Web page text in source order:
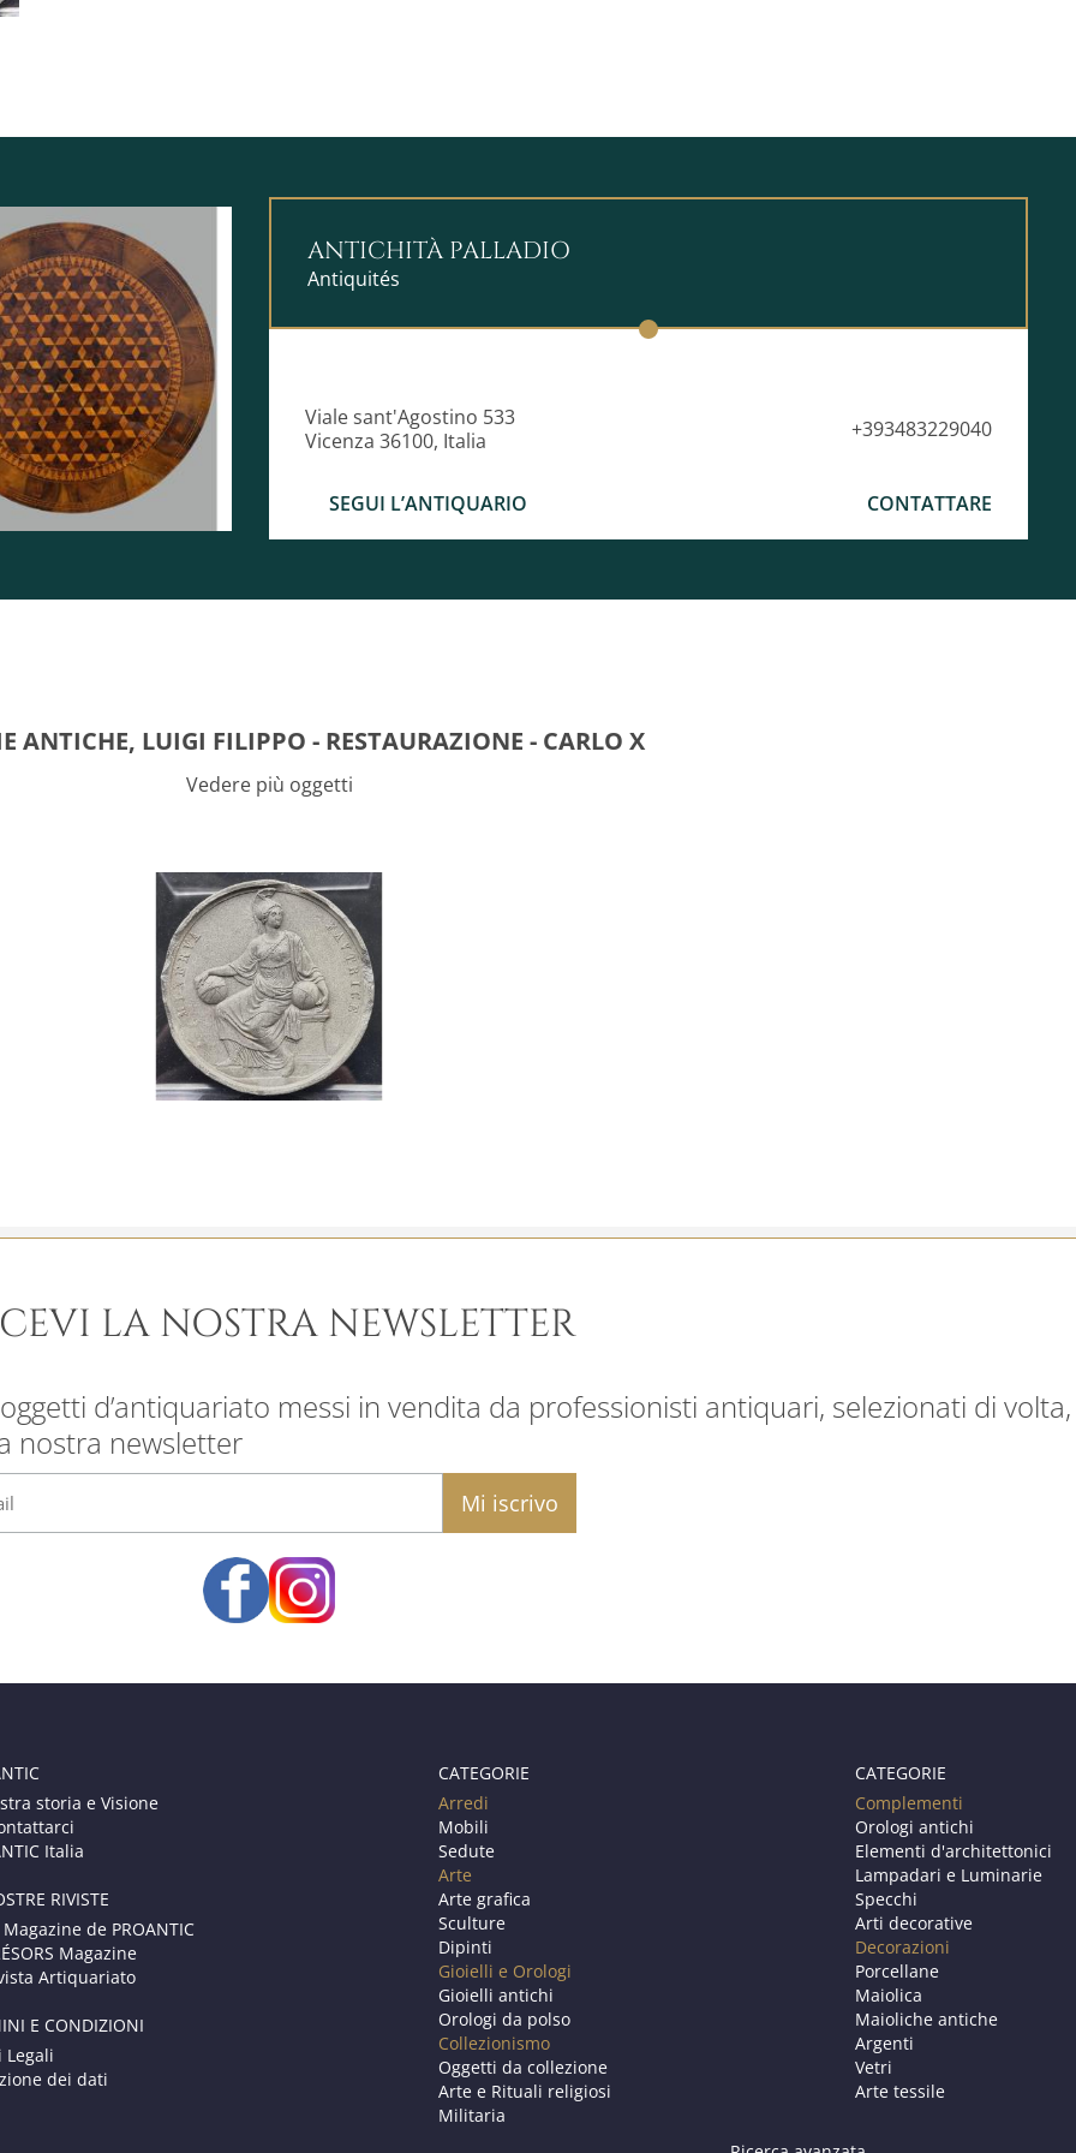
ANTICHITÀ PALLADIO
Antiquités
Viale sant'Agostino 533
Vicenza 36100, Italia
+393483229040
SEGUI L’ANTIQUARIO CONTATTARE
ANTICHE, LUIGI FILIPPO - RESTAURAZIONE - CARLO X
Vedere più oggetti
LA NOSTRA NEWSLETTER
d’antiquariato messi in vendita da professionisti antiquari, selezionati di volta,
nostra newsletter
storia e Visione
Italia
RIVISTE
Magazine de PROANTIC
Magazine
Artiquariato
E CONDIZIONI
Legali
dei dati
CATEGORIE
Arredi
Mobili
Sedute
Arte
Arte grafica
Sculture
Dipinti
Gioielli e Orologi
Gioielli antichi
Orologi da polso
Collezionismo
Oggetti da collezione
Arte e Rituali religiosi
Militaria
CATEGORIE
Complementi
Orologi antichi
Elementi d'architettonici
Lampadari e Luminarie
Specchi
Arti decorative
Decorazioni
Porcellane
Maiolica
Maioliche antiche
Argenti
Vetri
Arte tessile